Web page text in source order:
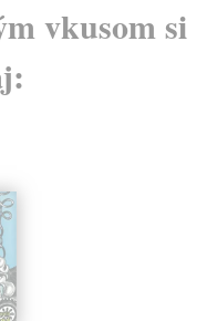
vkusom si